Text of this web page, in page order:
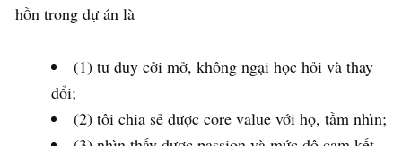
hồn trong dự án là
(1) tư duy cởi mở, không ngại học hỏi và thay
đổi;
(2) tôi chia sẻ được core value với họ, tầm nhìn;